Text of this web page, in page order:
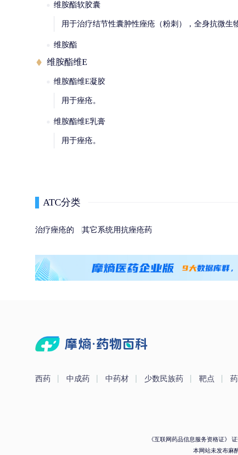
维胺酯软胶囊
用于治疗结节性囊肿性痤疮（粉刺），全身抗微生
维胺酯
维胺酯维E
维胺酯维E凝胶
用于痤疮。
维胺酯维E乳膏
用于痤疮。
ATC分类
治疗痤疮的 其它系统用抗痤疮药
西药 中成药 中药材 少数民族药 靶点
《互联网药品信息服务资格证》
本网站未发布麻